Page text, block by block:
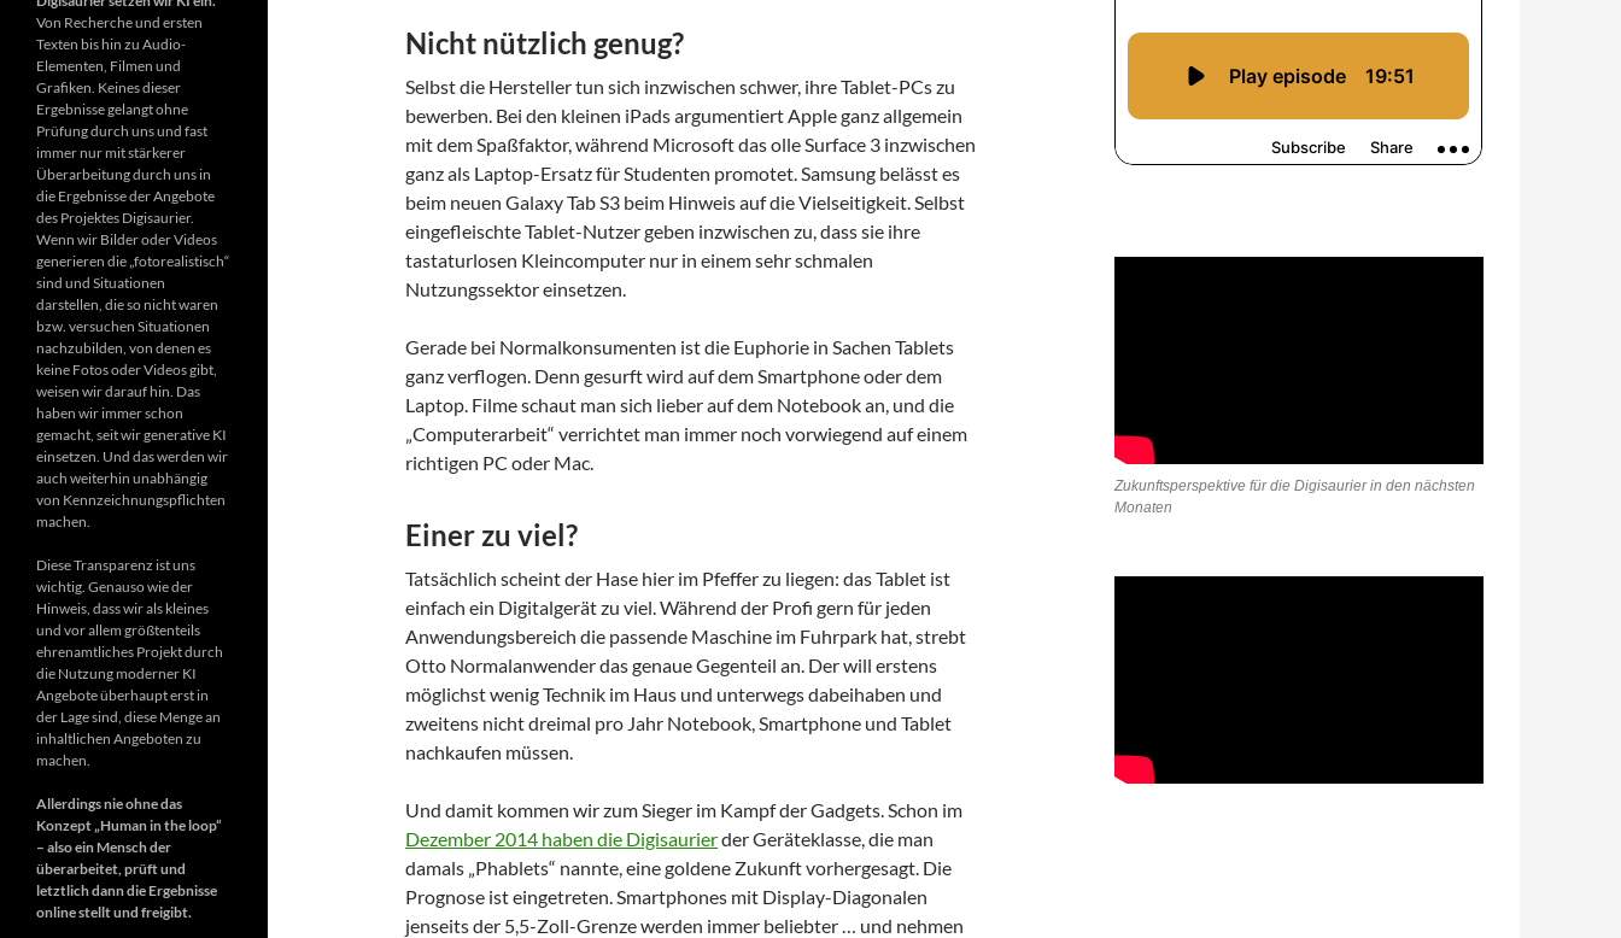
Nicht nützlich genug?
Selbst die Hersteller tun sich inzwischen schwer, ihre Tablet-PCs zu
bewerben. Bei den kleinen iPads argumentiert Apple ganz allgemein
mit dem Spaßfaktor, während Microsoft das olle Surface 3 inzwischen
ganz als Laptop-Ersatz für Studenten promotet. Samsung belässt es
beim neuen Galaxy Tab S3 beim Hinweis auf die Vielseitigkeit. Selbst
eingefleischte Tablet-Nutzer geben inzwischen zu, dass sie ihre
tastaturlosen Kleincomputer nur in einem sehr schmalen
Nutzungssektor einsetzen.
Gerade bei Normalkonsumenten ist die Euphorie in Sachen Tablets
ganz verflogen. Denn gesurft wird auf dem Smartphone oder dem
Laptop. Filme schaut man sich lieber auf dem Notebook an, und die
„Computerarbeit“ verrichtet man immer noch vorwiegend auf einem
richtigen PC oder Mac.
Einer zu viel?
Tatsächlich scheint der Hase hier im Pfeffer zu liegen: das Tablet ist
einfach ein Digitalgerät zu viel. Während der Profi gern für jeden
Anwendungsbereich die passende Maschine im Fuhrpark hat, strebt
Otto Normalanwender das genaue Gegenteil an. Der will erstens
möglichst wenig Technik im Haus und unterwegs dabeihaben und
zweitens nicht dreimal pro Jahr Notebook, Smartphone und Tablet
nachkaufen müssen.
Und damit kommen wir zum Sieger im Kampf der Gadgets. Schon im
Dezember 2014 haben die Digisaurierder Geräteklasse, die man
damals „Phablets“ nannte, eine goldene Zukunft vorhergesagt. Die
Prognose ist eingetreten. Smartphones mit Display-Diagonalen
jenseits der 5,5-Zoll-Grenze werden immer beliebter … und nehmen
Zukunftsperspektive für die Digisaurier in den nächsten
Monaten
Von Recherche und ersten
Texten bis hin zu Audio-
Elementen, Filmen und
Grafiken. Keines dieser
Ergebnisse gelangt ohne
Prüfung durch uns und fast
immer nur mit stärkerer
Überarbeitung durch uns in
die Ergebnisse der Angebote
des Projektes Digisaurier.
Wenn wir Bilder oder Videos
generieren die „fotorealistisch“
sind und Situationen
darstellen, die so nicht waren
bzw. versuchen Situationen
nachzubilden, von denen es
keine Fotos oder Videos gibt,
weisen wir darauf hin. Das
haben wir immer schon
gemacht, seit wir generative KI
einsetzen. Und das werden wir
auch weiterhin unabhängig
von Kennzeichnungspflichten
machen.
Diese Transparenz ist uns
wichtig. Genauso wie der
Hinweis, dass wir als kleines
und vor allem größtenteils
ehrenamtliches Projekt durch
die Nutzung moderner KI
Angebote überhaupt erst in
der Lage sind, diese Menge an
inhaltlichen Angeboten zu
machen.
Allerdings nie ohne das
Konzept „Human in the loop“
– also ein Mensch der
überarbeitet, prüft und
letztlich dann die Ergebnisse
online stellt und freigibt.